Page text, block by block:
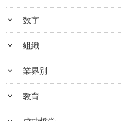
keyboard_arrow_down 数字
keyboard_arrow_down 組織
keyboard_arrow_down 業界別
keyboard_arrow_down 教育